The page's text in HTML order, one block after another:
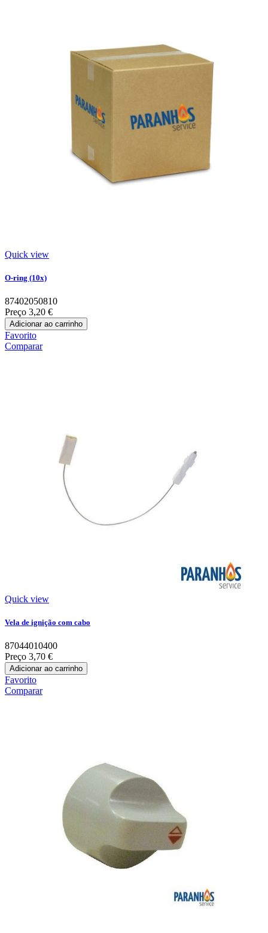
Quick view
O-ring (10x)
87402050810
Preço 3,20 €
Adicionar ao carrinho
Favorito
Comparar
Quick view
Vela de ignição com cabo
87044010400
Preço 3,70 €
Adicionar ao carrinho
Favorito
Comparar